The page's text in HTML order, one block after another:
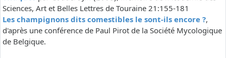
Sciences, Art et Belles Lettres de Touraine 21:155-181
Les champignons dits comestibles le sont-ils encore ?,
d'après une conférence de Paul Pirot de la Société Mycologique
de Belgique.